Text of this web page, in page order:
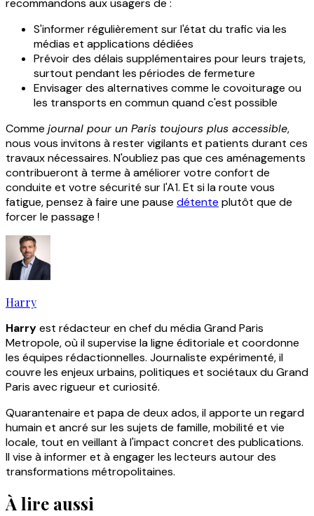
S'informer régulièrement sur l'état du trafic via les
médias et applications dédiées
Prévoir des délais supplémentaires pour leurs trajets,
surtout pendant les périodes de fermeture
Envisager des alternatives comme le covoiturage ou
les transports en commun quand c'est possible
Comme journal pour un Paris toujours plus accessible,
nous vous invitons à rester vigilants et patients durant ces
travaux nécessaires. N'oubliez pas que ces aménagements
contribueront à terme à améliorer votre confort de
conduite et votre sécurité sur l'A1. Et si la route vous
fatigue, pensez à faire une pause détente plutôt que de
forcer le passage !
Harry
Harryest rédacteur en chef du média Grand Paris
Metropole, où il supervise la ligne éditoriale et coordonne
les équipes rédactionnelles. Journaliste expérimenté, il
couvre les enjeux urbains, politiques et sociétaux du Grand
Paris avec rigueur et curiosité.
Quarantenaire et papa de deux ados, il apporte un regard
humain et ancré sur les sujets de famille, mobilité et vie
locale, tout en veillant à l'impact concret des publications.
Il vise à informer et à engager les lecteurs autour des
transformations métropolitaines.
À lire aussi